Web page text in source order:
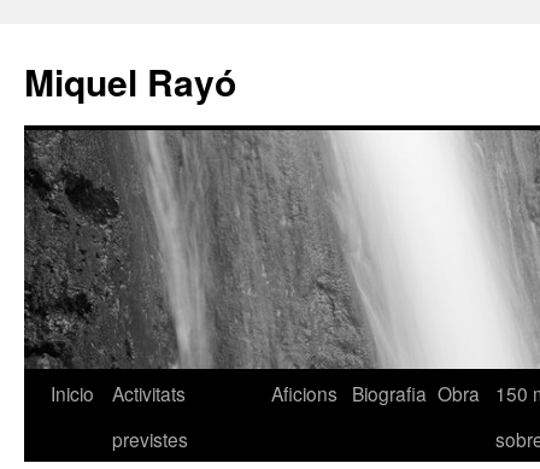
Miquel Rayó
Inicio
Activitats
previstes
Aficions Biografia Obra
150